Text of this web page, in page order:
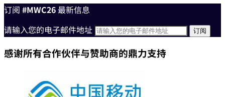
订阅 #MWC26最新信息
请输入您的电子邮件地址
感谢所有合作伙伴与赞助商的鼎力支持